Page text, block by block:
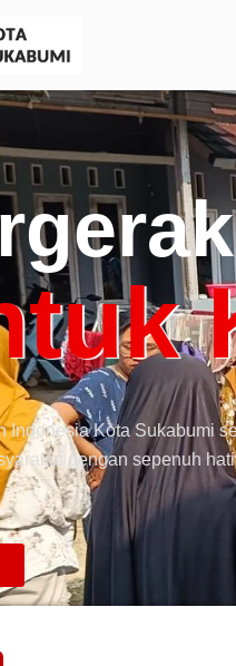
Indonesia Kota Sukabumi
dengan sepenuh